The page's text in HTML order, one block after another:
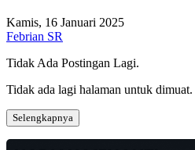
Kamis, 16 Januari 2025
Febrian SR
Tidak Ada Postingan Lagi.
Tidak ada lagi halaman untuk dimuat.
Selengkapnya